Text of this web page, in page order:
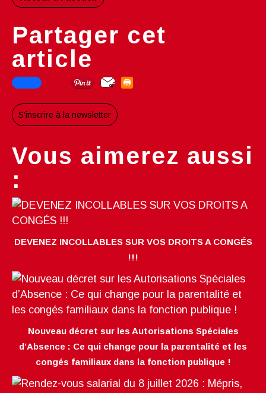
Partager cet
article
S'inscrire à la newsletter
Vous aimerez aussi
:
DEVENEZ INCOLLABLES SUR VOS DROITS A CONGÉS
!!!
Nouveau décret sur les Autorisations Spéciales
d’Absence : Ce qui change pour la parentalité et les
congés familiaux dans la fonction publique !